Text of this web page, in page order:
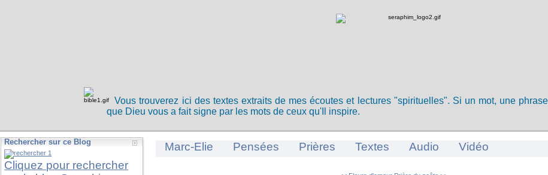
Vous trouverez ici des textes extraits de mes écoutes et lectures "spirituelles". Si un mot, une
que Dieu vous a fait signe par les mots de ceux qu'Il inspire.
Rechercher sur ce Blog
Cliquez pour rechercher
Marc-Elie Pensées Prières Textes Audio Vidéo